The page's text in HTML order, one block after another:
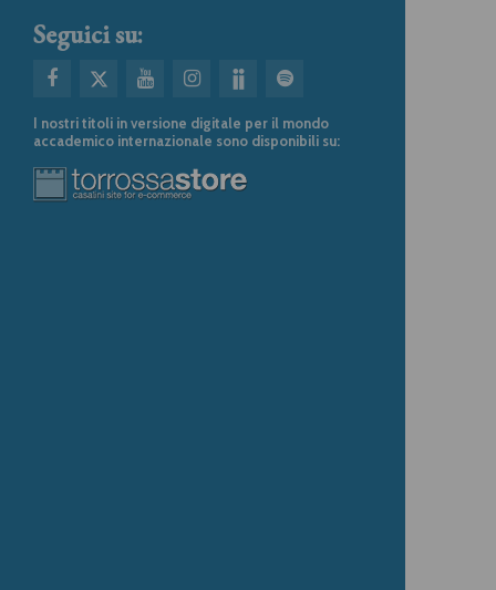
Seguici su:
I nostri titoli in versione digitale per il mondo
accademico internazionale sono disponibili su: